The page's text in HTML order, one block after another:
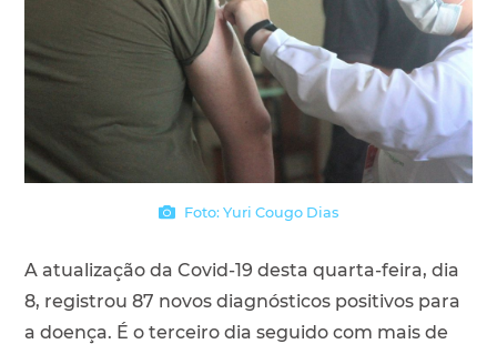
Foto: Yuri Cougo Dias
A atualização da Covid-19 desta quarta-feira, dia
8, registrou 87 novos diagnósticos positivos para
a doença. É o terceiro dia seguido com mais de